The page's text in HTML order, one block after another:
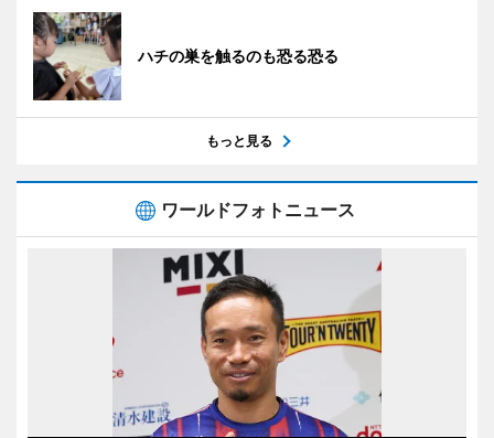
ハチの巣を触るのも恐る恐る
もっと見る
ワールドフォトニュース